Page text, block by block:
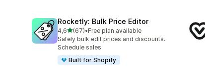
Rocketly: Bulk Price Editor
4,6av 5 stjerner
(67)
Totalt 67 omtaler
•Free plan available
Safely bulk edit prices and discounts.
Schedule sales
Built for Shopify